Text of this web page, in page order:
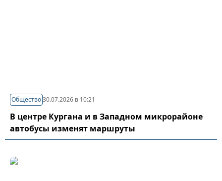
Общество30.07.2026 в 10:21
В центре Кургана и в Западном микрорайоне
автобусы изменят маршруты